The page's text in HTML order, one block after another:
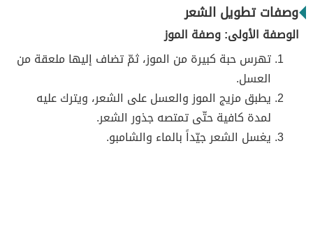
وصفات تطويل الشعر
الوصفة الأولى: وصفة الموز
تهرس حبة كبيرة من الموز، ثمّ تضاف إليها ملعقة من
العسل.
يطبق مزيج الموز والعسل على الشعر، ويترك عليه
لمدة كافية حتّى تمتصه جذور الشعر.
يغسل الشعر جيّداً بالماء والشامبو.